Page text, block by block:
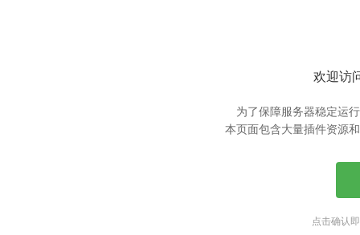
欢迎访
为了保障服务器稳定运
本页面包含大量插件资源
点击确认